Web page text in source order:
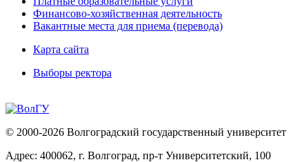
Финансово-хозяйственная деятельность
Вакантные места для приема (перевода)
Карта сайта
Выборы ректора
© 2000-2026 Волгоградский государственный университет
Адрес: 400062, г. Волгоград, пр-т Университетский, 100